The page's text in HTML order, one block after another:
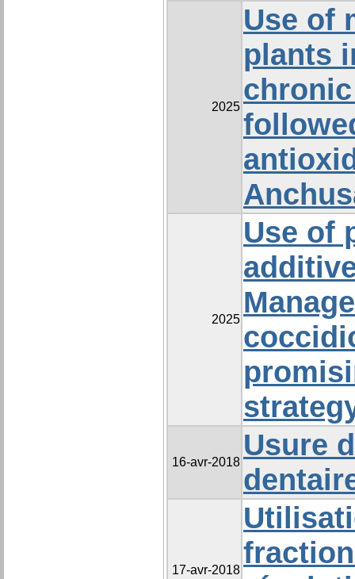
2025
Use of
plants
2025
Use of
16-avr-2018
Usure
17-avr-2018